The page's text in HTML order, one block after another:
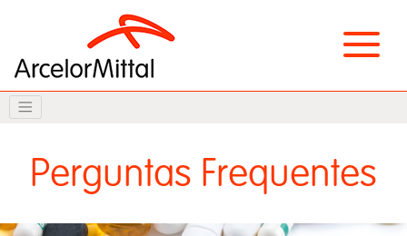
Perguntas Frequentes